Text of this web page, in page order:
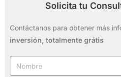
Solicita tu
Contáctanos para obtener más
inversión, totalmente grátis